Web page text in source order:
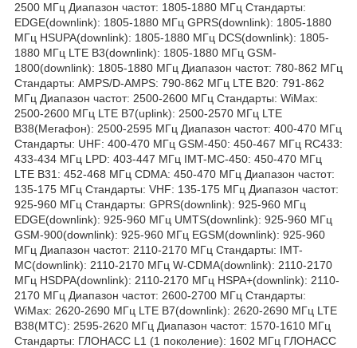
2500 МГц Диапазон частот: 1805-1880 МГц Стандарты:
EDGE(downlink): 1805-1880 МГц GPRS(downlink): 1805-1880
МГц HSUPA(downlink): 1805-1880 МГц DCS(downlink): 1805-
1880 МГц LTE B3(downlink): 1805-1880 МГц GSM-
1800(downlink): 1805-1880 МГц Диапазон частот: 780-862 МГц
Стандарты: AMPS/D-AMPS: 790-862 МГц LTE B20: 791-862
МГц Диапазон частот: 2500-2600 МГц Стандарты: WiMax:
2500-2600 МГц LTE B7(uplink): 2500-2570 МГц LTE
B38(Мегафон): 2500-2595 МГц Диапазон частот: 400-470 МГц
Стандарты: UHF: 400-470 МГц GSM-450: 450-467 МГц RC433:
433-434 МГц LPD: 403-447 МГц IMT-MC-450: 450-470 МГц
LTE B31: 452-468 МГц CDMA: 450-470 МГц Диапазон частот:
135-175 МГц Стандарты: VHF: 135-175 МГц Диапазон частот:
925-960 МГц Стандарты: GPRS(downlink): 925-960 МГц
EDGE(downlink): 925-960 МГц UMTS(downlink): 925-960 МГц
GSM-900(downlink): 925-960 МГц EGSM(downlink): 925-960
МГц Диапазон частот: 2110-2170 МГц Стандарты: IMT-
MC(downlink): 2110-2170 МГц W-CDMA(downlink): 2110-2170
МГц HSDPA(downlink): 2110-2170 МГц HSPA+(downlink): 2110-
2170 МГц Диапазон частот: 2600-2700 МГц Стандарты:
WiMax: 2620-2690 МГц LTE B7(downlink): 2620-2690 МГц LTE
B38(МТС): 2595-2620 МГц Диапазон частот: 1570-1610 МГц
Стандарты: ГЛОНАСС L1 (1 поколение): 1602 МГц ГЛОНАСС